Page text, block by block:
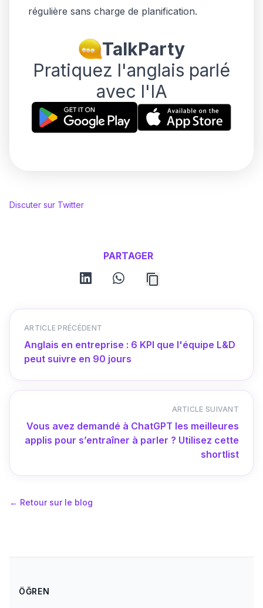
régulière sans charge de planification.
TalkParty
Pratiquez l'anglais parlé
avec l'IA
Discuter sur Twitter
PARTAGER
linkedin whatsapp
ARTICLE PRÉCÉDENT
Anglais en entreprise : 6 KPI que l'équipe L&D
peut suivre en 90 jours
ARTICLE SUIVANT
Vous avez demandé à ChatGPT les meilleures
applis pour s’entraîner à parler ? Utilisez cette
shortlist
← Retour sur le blog
ÖĞREN